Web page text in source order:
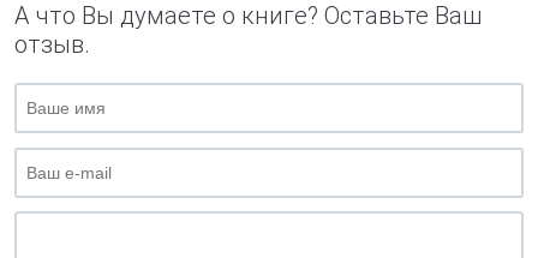
А что Вы думаете о книге? Оставьте Ваш
отзыв.